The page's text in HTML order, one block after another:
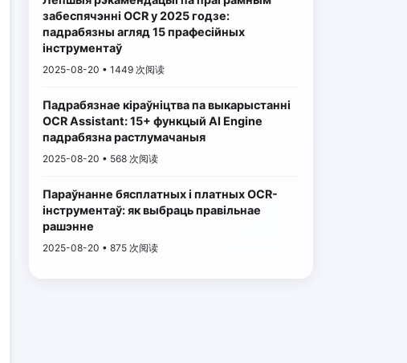
забеспячэнні OCR у 2025 годзе:
падрабязны агляд 15 прафесійных
інструментаў
2025-08-20 • 1449 次阅读
Падрабязнае кіраўніцтва па выкарыстанні
OCR Assistant: 15+ функцый AI Engine
падрабязна растлумачаныя
2025-08-20 • 568 次阅读
Параўнанне бясплатных і платных OCR-
інструментаў: як выбраць правільнае
рашэнне
2025-08-20 • 875 次阅读